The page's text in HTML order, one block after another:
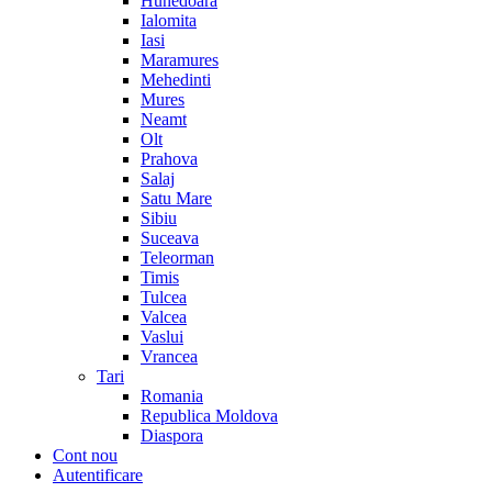
Ialomita
Iasi
Maramures
Mehedinti
Mures
Neamt
Olt
Prahova
Salaj
Satu Mare
Sibiu
Suceava
Teleorman
Timis
Tulcea
Valcea
Vaslui
Vrancea
Tari
Romania
Republica Moldova
Diaspora
Cont nou
Autentificare